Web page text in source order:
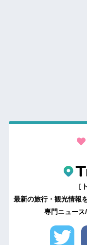
［
最新の旅行・観光情報
専門ニュース